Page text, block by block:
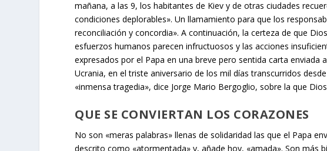
mañana, a las 9, los habitantes de Kiev y de otras ciudades
condiciones deplorables». Un llamamiento para que los
reconciliación y concordia». A continuación, la certeza de que
esfuerzos humanos parecen infructuosos y las acciones
expresados por el Papa en una breve pero sentida carta enviada
Ucrania, en el triste aniversario de los mil días transcurridos
«inmensa tragedia», dice Jorge Mario Bergoglio, sobre la que
QUE SE CONVIERTAN LOS CORAZONES
No son «meras palabras» llenas de solidaridad las que el Papa
descrito como «atormentada» y, añade hoy, «amada». Son más